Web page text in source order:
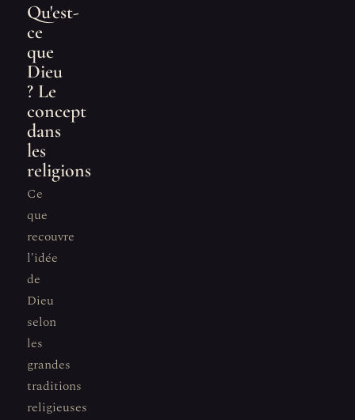
Qu'est-
ce
que
Dieu
? Le
concept
dans
les
religions
Ce
que
recouvre
l'idée
de
Dieu
selon
les
grandes
traditions
religieuses